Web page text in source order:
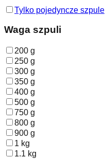
Tylko pojedyncze szpule
Waga szpuli
200 g
250 g
300 g
350 g
400 g
500 g
750 g
800 g
900 g
1 kg
1.1 kg